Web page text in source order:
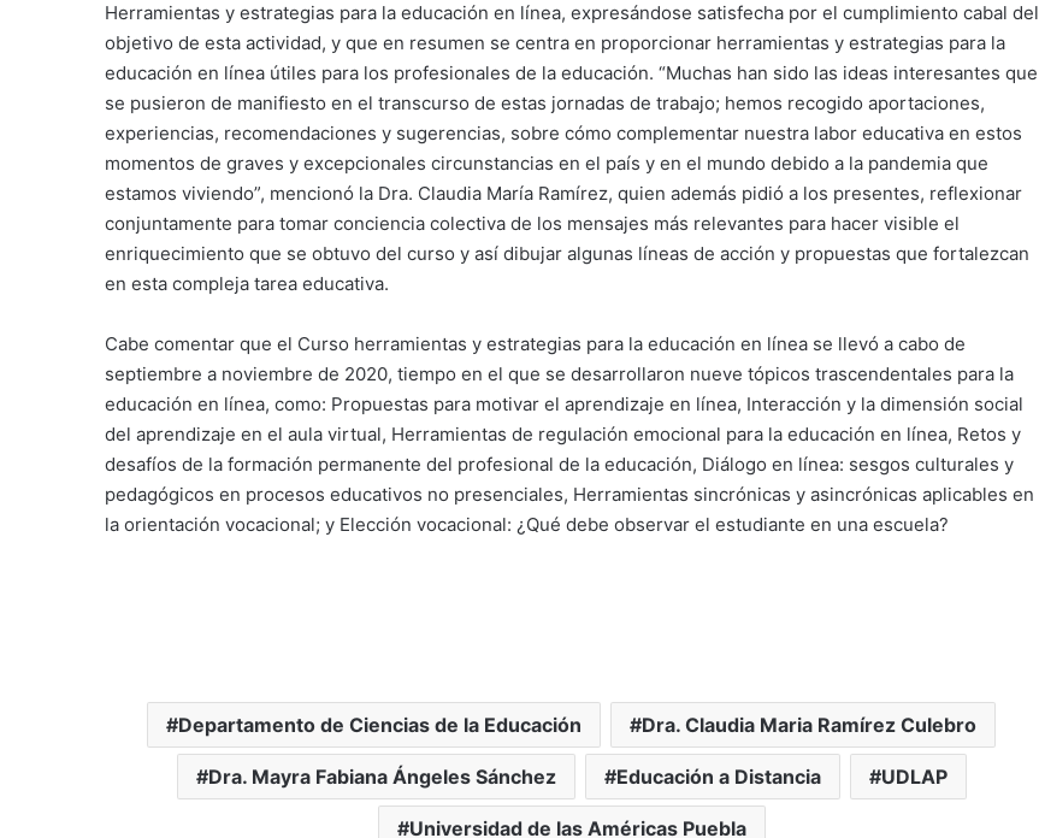
Herramientas y estrategias para la educación en línea, expresándose satisfecha por el cumplimiento cabal del
objetivo de esta actividad, y que en resumen se centra en proporcionar herramientas y estrategias para la
educación en línea útiles para los profesionales de la educación. “Muchas han sido las ideas interesantes que
se pusieron de manifiesto en el transcurso de estas jornadas de trabajo; hemos recogido aportaciones,
experiencias, recomendaciones y sugerencias, sobre cómo complementar nuestra labor educativa en estos
momentos de graves y excepcionales circunstancias en el país y en el mundo debido a la pandemia que
estamos viviendo”, mencionó la Dra. Claudia María Ramírez, quien además pidió a los presentes, reflexionar
conjuntamente para tomar conciencia colectiva de los mensajes más relevantes para hacer visible el
enriquecimiento que se obtuvo del curso y así dibujar algunas líneas de acción y propuestas que fortalezcan
en esta compleja tarea educativa.
Cabe comentar que el Curso herramientas y estrategias para la educación en línea se llevó a cabo de
septiembre a noviembre de 2020, tiempo en el que se desarrollaron nueve tópicos trascendentales para la
educación en línea, como: Propuestas para motivar el aprendizaje en línea, Interacción y la dimensión social
del aprendizaje en el aula virtual, Herramientas de regulación emocional para la educación en línea, Retos y
desafíos de la formación permanente del profesional de la educación, Diálogo en línea: sesgos culturales y
pedagógicos en procesos educativos no presenciales, Herramientas sincrónicas y asincrónicas aplicables en
la orientación vocacional; y Elección vocacional: ¿Qué debe observar el estudiante en una escuela?
Departamento de Ciencias de la Educación Dra. Claudia Maria Ramírez Culebro
Dra. Mayra Fabiana Ángeles Sánchez Educación a Distancia UDLAP
Universidad de las Américas Puebla